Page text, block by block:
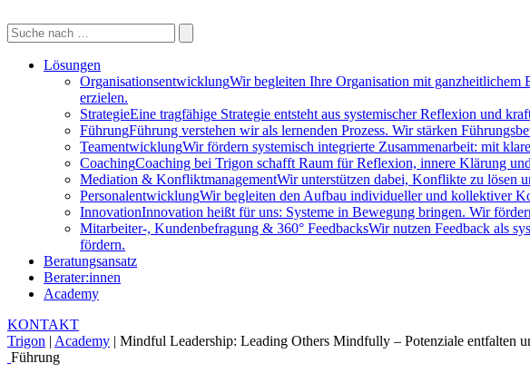
Lösungen
OrganisationsentwicklungWir begleiten Ihre Organisation mit
erzielen.
StrategieEine tragfähige Strategie entsteht aus systemischer Reflexion und
FührungFührung verstehen wir als lernenden Prozess. Wir stärken
TeamentwicklungWir fördern systemisch integrierte Zusammenarbeit: mit
CoachingCoaching bei Trigon schafft Raum für Reflexion, innere Klärung
Mediation & KonfliktmanagementWir unterstützen dabei, Konflikte zu lösen
PersonalentwicklungWir begleiten den Aufbau individueller und kollektiver
InnovationInnovation heißt für uns: Systeme in Bewegung bringen. Wir
Mitarbeiter-, Kundenbefragung & 360° FeedbacksWir nutzen Feedback als
fördern.
Beratungsansatz
Berater:innen
Academy
KONTAKT
Trigon | Academy | Mindful Leadership: Leading Others Mindfully – Potenziale entfalten
Führung